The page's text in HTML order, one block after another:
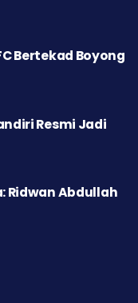
Bertekad Boyong
Resmi Jadi
Ridwan Abdullah